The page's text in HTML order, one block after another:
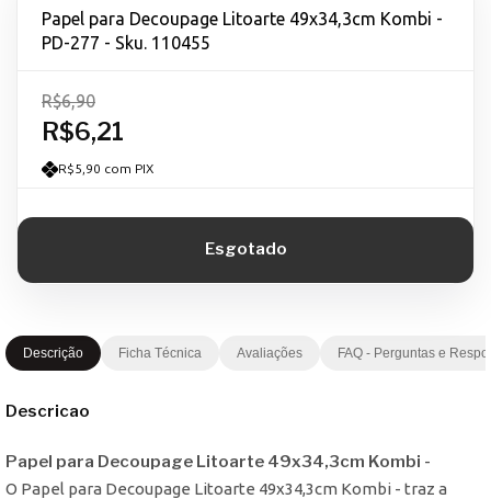
Papel para Decoupage Litoarte 49x34,3cm Kombi -
PD-277 - Sku. 110455
R$6,21
R$6,90
R$5,90 com PIX
Descrição Ficha Técnica Avaliações FAQ - Perguntas e
Descricao
Papel para Decoupage Litoarte 49x34,3cm Kombi -
O Papel para Decoupage Litoarte 49x34,3cm Kombi - traz a